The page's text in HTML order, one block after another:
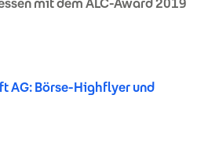
mit dem ALC-Award 2019
AG: Börse-Highflyer und